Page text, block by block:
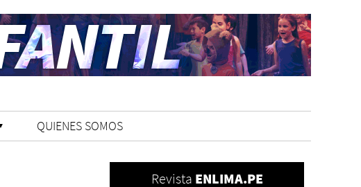
QUIENES SOMOS
Revista ENLIMA.PE